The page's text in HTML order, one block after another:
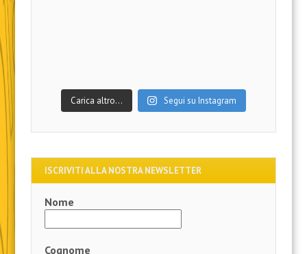
Carica altro… Segui su Instagram
ISCRIVITI ALLA NOSTRA NEWSLETTER
Nome
Cognome